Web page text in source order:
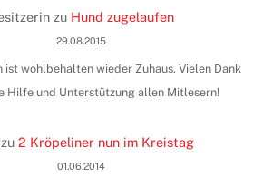
zu Hund zugelaufen
29.08.2015
ist wohlbehalten wieder Zuhaus. Vielen Dank
Hilfe und Unterstützung allen Mitlesern!
2 Kröpeliner nun im Kreistag
01.06.2014